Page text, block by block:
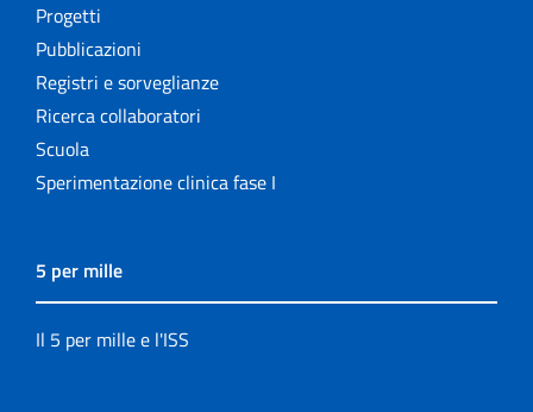
Progetti
Pubblicazioni
Registri e sorveglianze
Ricerca collaboratori
Scuola
Sperimentazione clinica fase I
5 per mille
Il 5 per mille e l'ISS